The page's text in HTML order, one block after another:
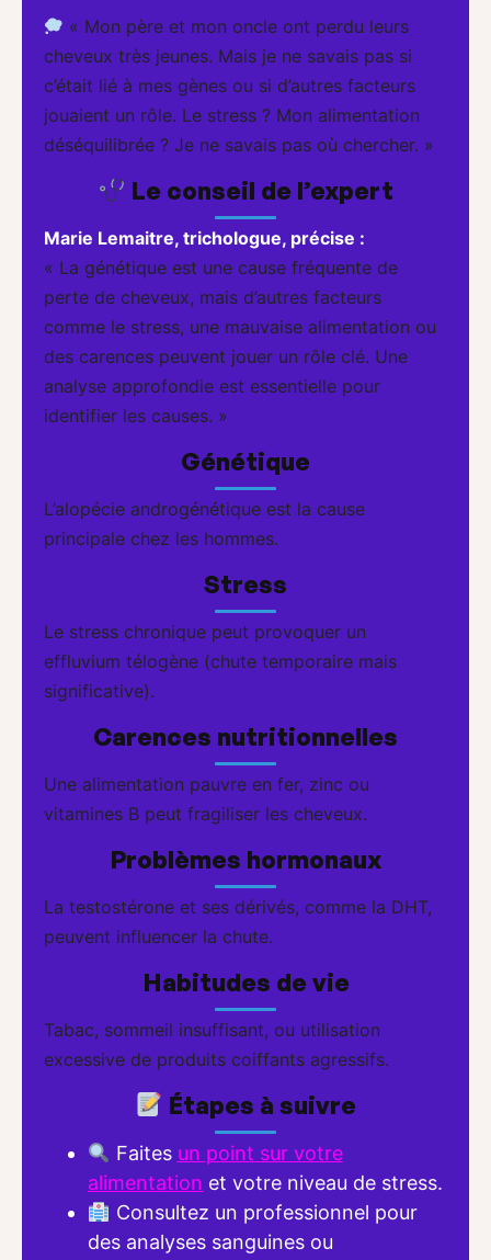
« Mon père et mon oncle ont perdu leurs
cheveux très jeunes. Mais je ne savais pas si
c’était lié à mes gènes ou si d’autres facteurs
jouaient un rôle. Le stress ? Mon alimentation
déséquilibrée ? Je ne savais pas où chercher. »
Le conseil de l’expert
Marie Lemaitre, trichologue, précise :
« La génétique est une cause fréquente de
perte de cheveux, mais d’autres facteurs
comme le stress, une mauvaise alimentation ou
des carences peuvent jouer un rôle clé. Une
analyse approfondie est essentielle pour
identifier les causes. »
Génétique
L’alopécie androgénétique est la cause
principale chez les hommes.
Stress
Le stress chronique peut provoquer un
effluvium télogène (chute temporaire mais
significative).
Carences nutritionnelles
Une alimentation pauvre en fer, zinc ou
vitamines B peut fragiliser les cheveux.
Problèmes hormonaux
La testostérone et ses dérivés, comme la DHT,
peuvent influencer la chute.
Habitudes de vie
Tabac, sommeil insuffisant, ou utilisation
excessive de produits coiffants agressifs.
Étapes à suivre
Faites un point sur votre
alimentation et votre niveau de stress.
Consultez un professionnel pour
des analyses sanguines ou